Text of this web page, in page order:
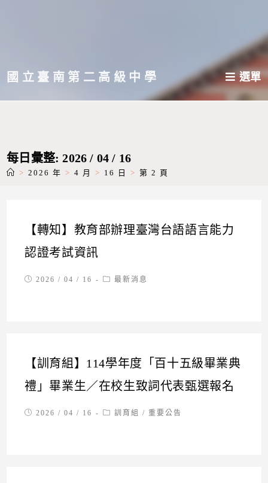
主國立臺南第二高級中學 選單
每日彙整: 2026 / 04 / 16
> 2026 年 > 4 月 > 16 日 > 第 2 頁
【轉知】教育部辦理臺灣台語語言能力
認證考試資訊
Post2026 / 04 / 16
Post最新消息
【訓育組】114學年度「百十五級畢業典
禮」畢業生／在校生致詞代表甄選報名
Post2026 / 04 / 16
Post訓育組 / 重要公告